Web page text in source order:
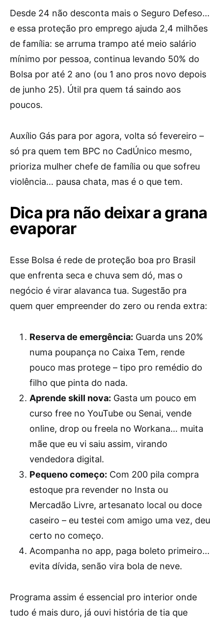
Desde 24 não desconta mais o Seguro Defeso…
e essa proteção pro emprego ajuda 2,4 milhões
de família: se arruma trampo até meio salário
mínimo por pessoa, continua levando 50% do
Bolsa por até 2 ano (ou 1 ano pros novo depois
de junho 25). Útil pra quem tá saindo aos
poucos.
Auxílio Gás para por agora, volta só fevereiro –
só pra quem tem BPC no CadÚnico mesmo,
prioriza mulher chefe de família ou que sofreu
violência… pausa chata, mas é o que tem.
Dica pra não deixar a grana
evaporar
Esse Bolsa é rede de proteção boa pro Brasil
que enfrenta seca e chuva sem dó, mas o
negócio é virar alavanca tua. Sugestão pra
quem quer empreender do zero ou renda extra:
Reserva de emergência: Guarda uns 20%
numa poupança no Caixa Tem, rende
pouco mas protege – tipo pro remédio do
filho que pinta do nada.
Aprende skill nova: Gasta um pouco em
curso free no YouTube ou Senai, vende
online, drop ou freela no Workana… muita
mãe que eu vi saiu assim, virando
vendedora digital.
Pequeno começo: Com 200 pila compra
estoque pra revender no Insta ou
Mercadão Livre, artesanato local ou doce
caseiro – eu testei com amigo uma vez, deu
certo no começo.
Acompanha no app, paga boleto primeiro…
evita dívida, senão vira bola de neve.
Programa assim é essencial pro interior onde
tudo é mais duro, já ouvi história de tia que